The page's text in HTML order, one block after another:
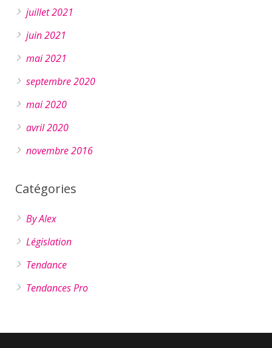
juillet 2021
juin 2021
mai 2021
septembre 2020
mai 2020
avril 2020
novembre 2016
Catégories
By Alex
Législation
Tendance
Tendances Pro